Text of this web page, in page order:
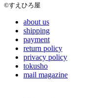
©すえひろ屋
about us
shipping
payment
return policy
privacy policy
tokusho
mail magazine